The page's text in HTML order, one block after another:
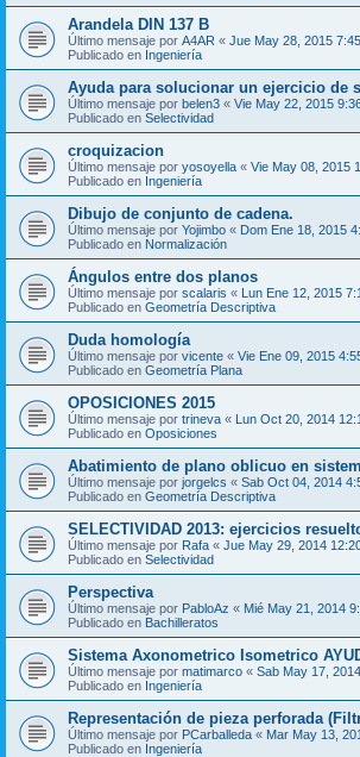
Arandela DIN 137 B
Último mensaje por A4AR « Jue May 28, 2015
Publicado en Ingeniería
Ayuda para solucionar un ejercicio de
Último mensaje por belen3 « Vie May 22, 2015
Publicado en Selectividad
croquizacion
Último mensaje por yosoyella « Vie May 08, 2015
Publicado en Ingeniería
Dibujo de conjunto de cadena.
Último mensaje por Yojimbo « Dom Ene 18, 2015
Publicado en Normalización
Ángulos entre dos planos
Último mensaje por scalaris « Lun Ene 12, 2015
Publicado en Geometría Descriptiva
Duda homología
Último mensaje por vicente « Vie Ene 09, 2015
Publicado en Geometría Plana
OPOSICIONES 2015
Último mensaje por trineva « Lun Oct 20, 2014
Publicado en Oposiciones
Abatimiento de plano oblicuo en
Último mensaje por jorgelcs « Sab Oct 04, 2014
Publicado en Geometría Descriptiva
SELECTIVIDAD 2013: ejercicios
Último mensaje por Rafa « Jue May 29, 2014
Publicado en Selectividad
Perspectiva
Último mensaje por PabloAz « Mié May 21, 2014
Publicado en Bachilleratos
Sistema Axonometrico Isometrico
Último mensaje por matimarco « Sab May 17,
Publicado en Ingeniería
Representación de pieza perforada
Último mensaje por PCarballeda « Mar May 13,
Publicado en Ingeniería